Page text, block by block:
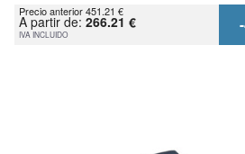
Precio anterior 451.21 €
A partir de: 266.21 €
IVA INCLUIDO